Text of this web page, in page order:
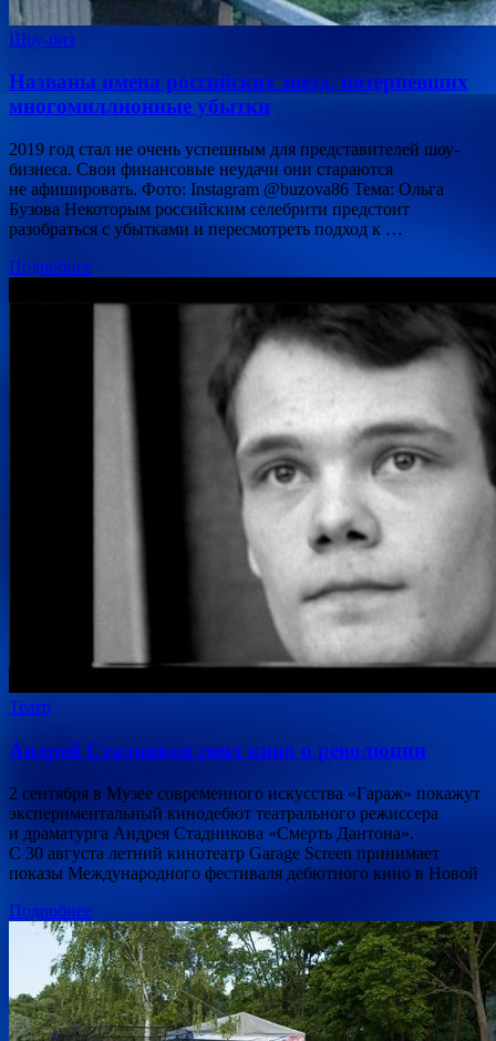
Шоу-биз
Названы имена российских звезд, потерпевших
многомиллионные убытки
2019 год стал не очень успешным для представителей шоу-
бизнеса. Свои финансовые неудачи они стараются
не афишировать. Фото: Instagram @buzova86 Тема: Ольга
Бузова Некоторым российским селебрити предстоит
разобраться с убытками и пересмотреть подход к …
Подробнее
Театр
Андрей Стадников снял кино о революции
2 сентября в Музее современного искусства «Гараж» покажут
экспериментальный кинодебют театрального режиссера
и драматурга Андрея Стадникова «Смерть Дантона».
С 30 августа летний кинотеатр Garage Screen принимает
показы Международного фестиваля дебютного кино в Новой
Подробнее